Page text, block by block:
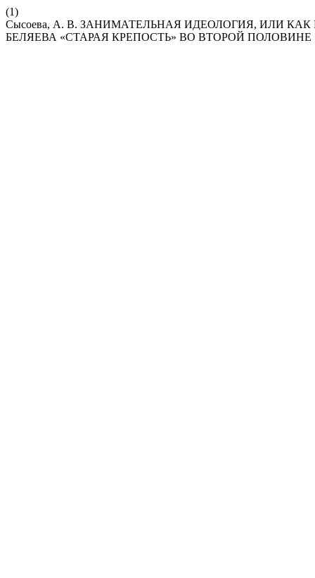
(1)
Сысоева, А. В. ЗАНИМАТЕЛЬНАЯ ИДЕОЛОГИЯ, ИЛИ
БЕЛЯЕВА «СТАРАЯ КРЕПОСТЬ» ВО ВТОРОЙ ПОЛОВИНЕ